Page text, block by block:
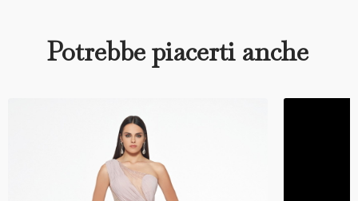
Potrebbe piacerti anche